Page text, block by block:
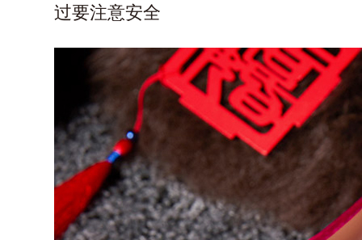
过要注意安全